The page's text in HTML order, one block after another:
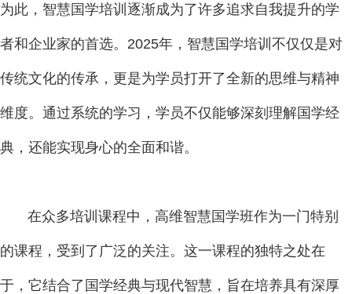
为此，智慧国学培训逐渐成为了许多追求自我提升的学
者和企业家的首选。2025年，智慧国学培训不仅仅是对
传统文化的传承，更是为学员打开了全新的思维与精神
维度。通过系统的学习，学员不仅能够深刻理解国学经
典，还能实现身心的全面和谐。
在众多培训课程中，高维智慧国学班作为一门特别
的课程，受到了广泛的关注。这一课程的独特之处在
于，它结合了国学经典与现代智慧，旨在培养具有深厚